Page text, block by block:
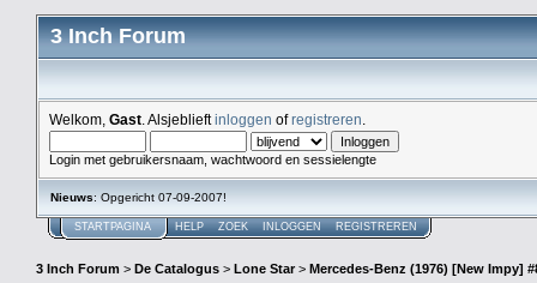
3 Inch Forum
Welkom, Gast . Alsjeblieftinloggen ofregistreren
Login met gebruikersnaam, wachtwoord en sessielengte
Nieuws: Opgericht 07-09-2007!
STARTPAGINA HELP ZOEK INLOGGEN REGISTREREN
3 Inch Forum > De Catalogus > Lone Star> Mercedes-Benz (1976) [New Impy]